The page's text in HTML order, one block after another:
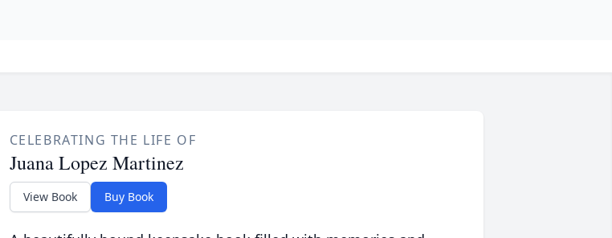
CELEBRATING THE LIFE OF
Juana Lopez Martinez
View Book Buy Book